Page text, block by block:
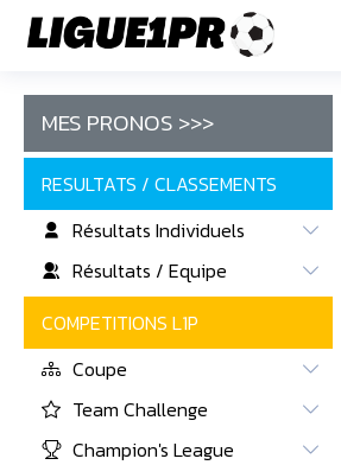
MES PRONOS >>>
RESULTATS / CLASSEMENTS
Résultats Individuels
Résultats / Equipe
COMPETITIONS L1P
Coupe
Team Challenge
Champion's League